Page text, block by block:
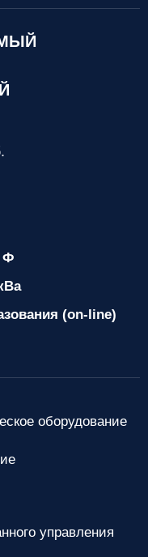
Ф
(on-line)
оборудование
управления